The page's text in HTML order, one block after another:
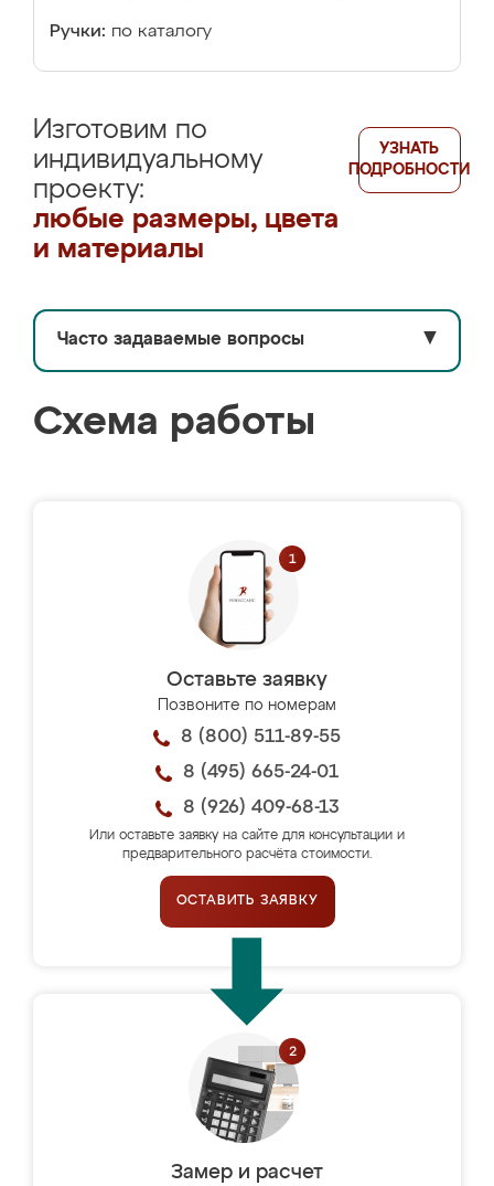
Ручки: по каталогу
Изготовим по
индивидуальному
проекту:
любые размеры, цвета
и материалы
УЗНАТЬ
ПОДРОБНОСТИ
Часто задаваемые вопросы ▼
Схема работы
Оставьте заявку
Позвоните по номерам
8 (800) 511-89-55
8 (495) 665-24-01
8 (926) 409-68-13
Или оставьте заявку на сайте для консультации и
предварительного расчёта стоимости.
ОСТАВИТЬ ЗАЯВКУ
Замер и расчет